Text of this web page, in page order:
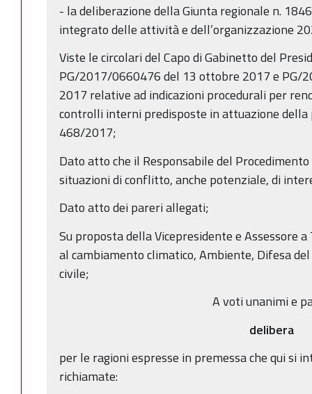
- la deliberazione della Giunta regionale n.
integrato delle attività e dell’organizzazione
Viste le circolari del Capo di Gabinetto del
PG/2017/0660476 del 13 ottobre 2017 e PG/
2017 relative ad indicazioni procedurali per
controlli interni predisposte in attuazione della
468/2017;
Dato atto che il Responsabile del
situazioni di conflitto, anche potenziale, di
Dato atto dei pareri allegati;
Su proposta della Vicepresidente e Assessore
al cambiamento climatico, Ambiente, Difesa
civile;
A voti unanimi e
delibera
per le ragioni espresse in premessa che qui si
richiamate: